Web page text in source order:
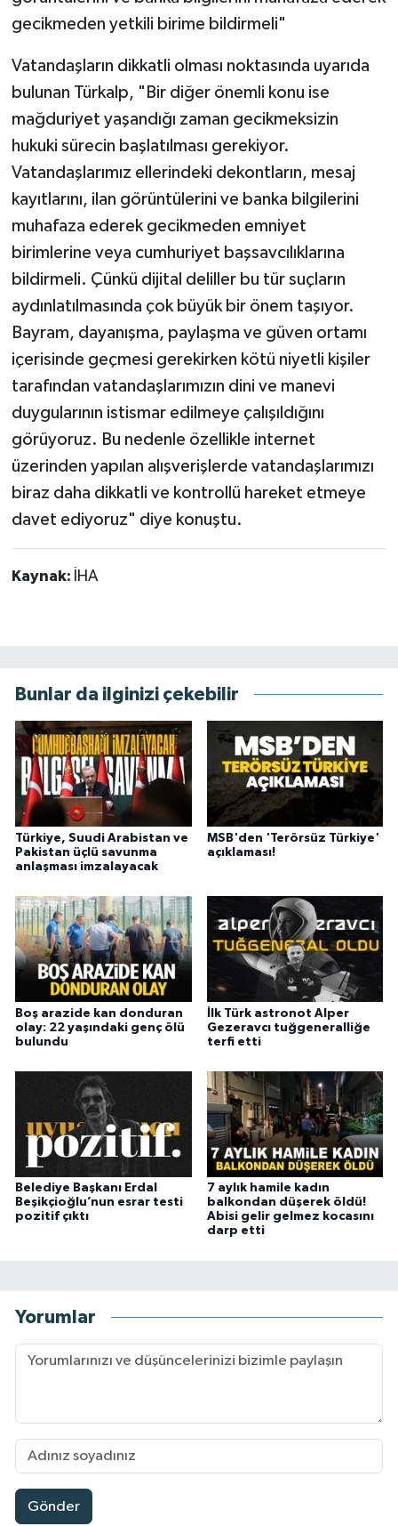
gecikmeden yetkili birime bildirmeli"
Vatandaşların dikkatli olması noktasında uyarıda
bulunan Türkalp, "Bir diğer önemli konu ise
mağduriyet yaşandığı zaman gecikmeksizin
hukuki sürecin başlatılması gerekiyor.
Vatandaşlarımız ellerindeki dekontların, mesaj
kayıtlarını, ilan görüntülerini ve banka bilgilerini
muhafaza ederek gecikmeden emniyet
birimlerine veya cumhuriyet başsavcılıklarına
bildirmeli. Çünkü dijital deliller bu tür suçların
aydınlatılmasında çok büyük bir önem taşıyor.
Bayram, dayanışma, paylaşma ve güven ortamı
içerisinde geçmesi gerekirken kötü niyetli kişiler
tarafından vatandaşlarımızın dini ve manevi
duygularının istismar edilmeye çalışıldığını
görüyoruz. Bu nedenle özellikle internet
üzerinden yapılan alışverişlerde vatandaşlarımızı
biraz daha dikkatli ve kontrollü hareket etmeye
davet ediyoruz" diye konuştu.
Kaynak: İHA
Bunlar da ilginizi çekebilir
Türkiye, Suudi Arabistan ve
Pakistan üçlü savunma
anlaşması imzalayacak
MSB'den 'Terörsüz Türkiye'
açıklaması!
Boş arazide kan donduran
olay: 22 yaşındaki genç ölü
bulundu
İlk Türk astronot Alper
Gezeravcı tuğgeneralliğe
terfi etti
Belediye Başkanı Erdal
Beşikçioğlu’nun esrar testi
pozitif çıktı
7 aylık hamile kadın
balkondan düşerek öldü!
Abisi gelir gelmez kocasını
darp etti
Yorumlar
Gönder